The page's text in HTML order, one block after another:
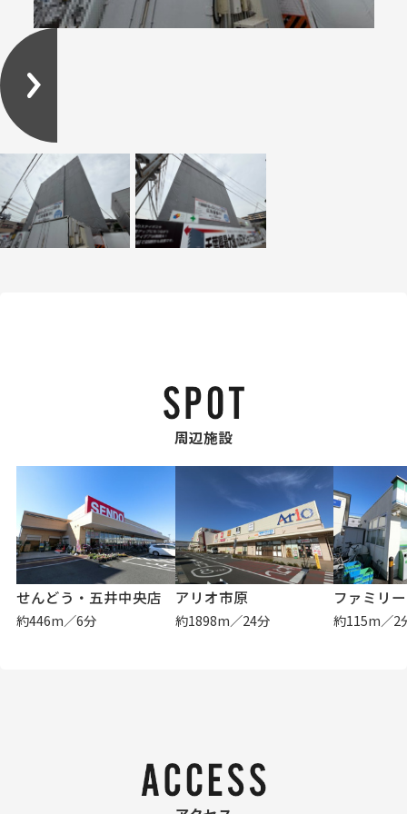
周辺施設
せんどう・五井中央店
約446m／6分
アリオ市原
約1898m／24分 約115m／2